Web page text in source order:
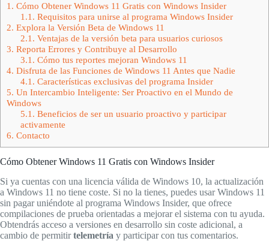
1. Cómo Obtener Windows 11 Gratis con Windows Insider
1.1. Requisitos para unirse al programa Windows Insider
2. Explora la Versión Beta de Windows 11
2.1. Ventajas de la versión beta para usuarios curiosos
3. Reporta Errores y Contribuye al Desarrollo
3.1. Cómo tus reportes mejoran Windows 11
4. Disfruta de las Funciones de Windows 11 Antes que Nadie
4.1. Características exclusivas del programa Insider
5. Un Intercambio Inteligente: Ser Proactivo en el Mundo de
Windows
5.1. Beneficios de ser un usuario proactivo y participar
activamente
6. Contacto
Cómo Obtener Windows 11 Gratis con Windows Insider
Si ya cuentas con una licencia válida de Windows 10, la actualización
a Windows 11 no tiene coste. Si no la tienes, puedes usar Windows 11
sin pagar uniéndote al programa Windows Insider, que ofrece
compilaciones de prueba orientadas a mejorar el sistema con tu ayuda.
Obtendrás acceso a versiones en desarrollo sin coste adicional, a
cambio de permitirtelemetría y participar con tus comentarios.